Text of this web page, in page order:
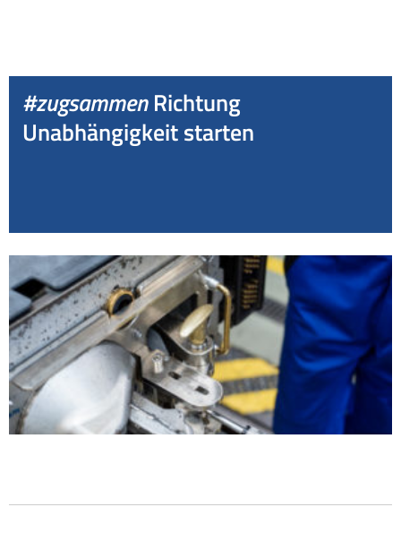
#zugsammenRichtung
Unabhängigkeit starten